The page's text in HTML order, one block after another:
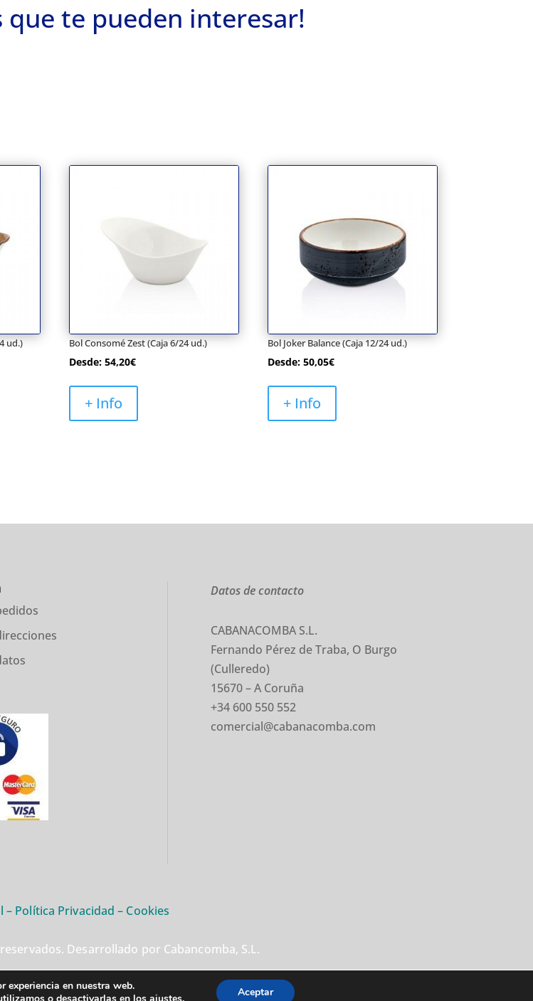
te pueden interesar!
ud.) Bol Consomé Zest (Caja 6/24 ud.)
Desde:54,20€
+ Info
Bol Joker Balance (Caja 12/24 ud.)
Desde:50,05€
+ Info
Datos de contacto
CABANACOMBA S.L.
Fernando Pérez de Traba, O Burgo
(Culleredo)
15670 – A Coruña
+34 600 550 552
comercial@cabanacomba.com
– Política Privacidad – Cookies
Desarrollado por Cabancomba, S.L.
experiencia en nuestra web.
Aceptar